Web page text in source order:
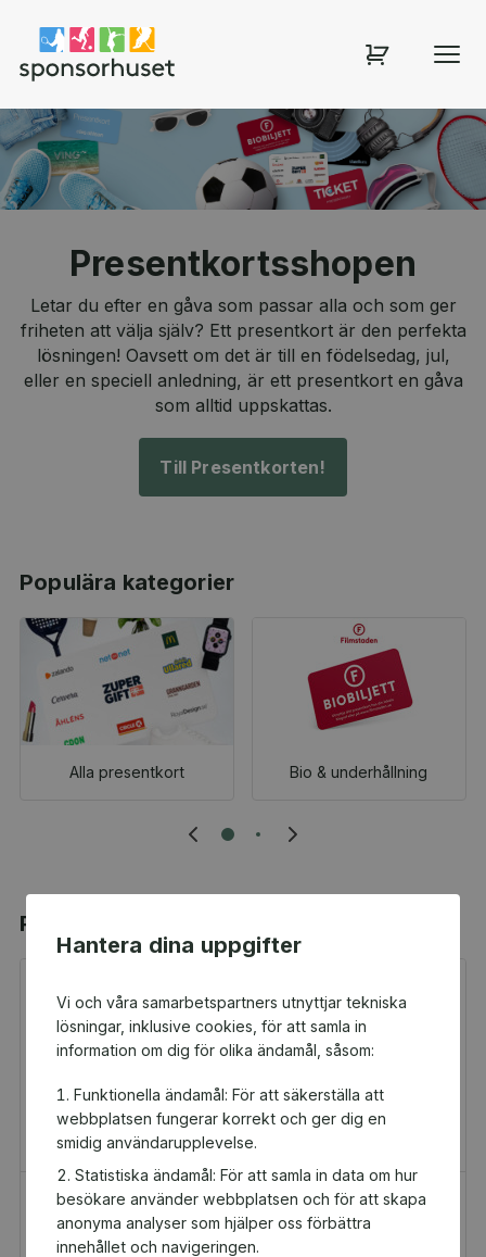
Hantera dina uppgifter
Vi och våra samarbetspartners utnyttjar tekniska
lösningar, inklusive cookies, för att samla in
information om dig för olika ändamål, såsom:
Funktionella ändamål: För att säkerställa att
webbplatsen fungerar korrekt och ger dig en
smidig användarupplevelse.
Statistiska ändamål: För att samla in data om hur
besökare använder webbplatsen och för att skapa
anonyma analyser som hjälper oss förbättra
innehållet och navigeringen.
Sponsorhuset shop
Presentkortsshopen
Letar du efter en gåva som passar alla och som ger
friheten att välja själv? Ett presentkort är den perfekta
lösningen! Oavsett om det är till en födelsedag, jul,
eller en speciell anledning, är ett presentkort en gåva
som alltid uppskattas.
Till Presentkorten!
Populära kategorier
Alla presentkort Bio & underhållning
Populära produkter
H&M Presentkort
Presentkort
Golfamore
Presentkort